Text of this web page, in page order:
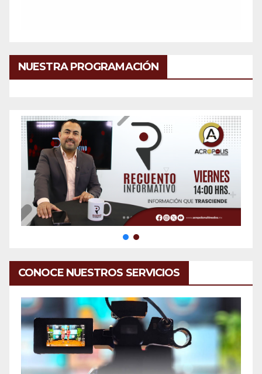
NUESTRA PROGRAMACIÓN
CONOCE NUESTROS SERVICIOS